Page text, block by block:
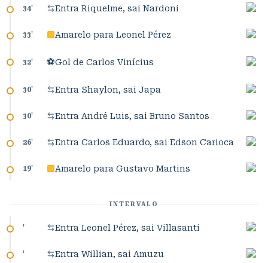
34' Entra Riquelme, sai Nardoni
33' Amarelo para Leonel Pérez
32' ⚽Gol de Carlos Vinícius
30' Entra Shaylon, sai Japa
30' Entra André Luis, sai Bruno Santos
26' Entra Carlos Eduardo, sai Edson Carioca
19' Amarelo para Gustavo Martins
INTERVALO
' Entra Leonel Pérez, sai Villasanti
' Entra Willian, sai Amuzu